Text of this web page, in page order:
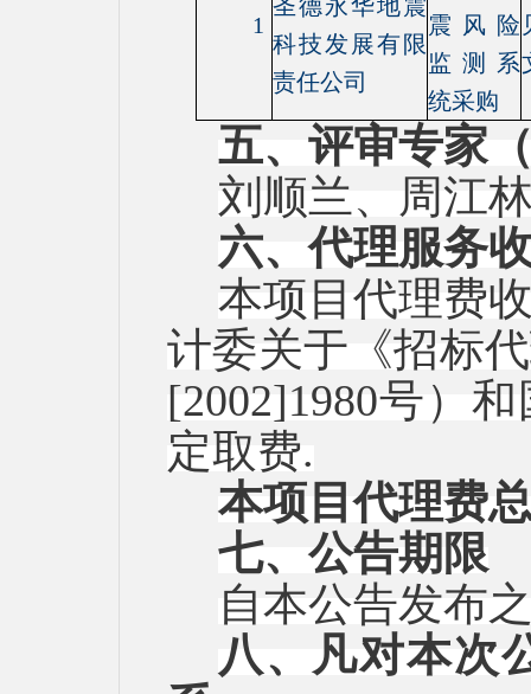
1
圣德永华地震
科技发展有限
责任公司
震风险
监测系
统采购
五、评审专家
刘顺兰、周江
六、代理服务
本项目代理费
计委关于《招标
[2002]1980号）
定取费.
本项目代理费
七、公告期限
自本公告发布
八、凡对本次